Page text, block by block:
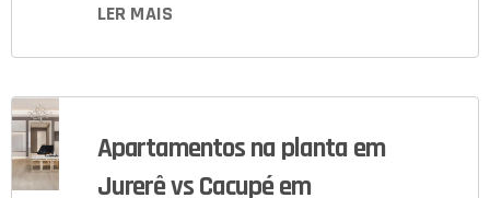
LER MAIS
Apartamentos na planta em
Jurerê vs Cacupé em